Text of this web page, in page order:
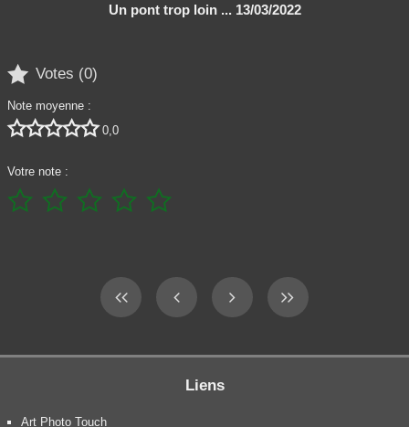
Un pont trop loin ... 13/03/2022
 Votes (0)
Note moyenne :
 0,0
Votre note :
    
Liens
Art Photo Touch